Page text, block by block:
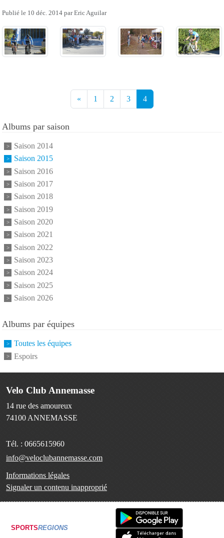
Publié le 10 déc. 2014 parEric Aguilar
« 1 2 3 4
Albums par saison
Saison 2014
Saison 2015
Saison 2016
Saison 2017
Saison 2018
Saison 2019
Saison 2020
Saison 2021
Saison 2022
Saison 2023
Saison 2024
Saison 2025
Saison 2026
Albums par équipes
Toutes les équipes
Espoirs
Velo Club Annemasse
14 rue des amoureux
74100 ANNEMASSE
Tél. : 0665615960
info@veloclubannemasse.com
Informations légales
Signaler un contenu inapproprié
SPORTSREGIONS